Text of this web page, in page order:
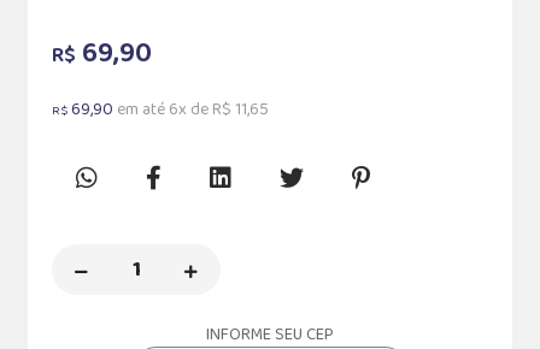
R$ 69,90
R$69,90 em até 6x de R$ 11,65
INFORME SEU CEP